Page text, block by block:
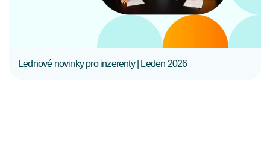
Lednové novinky pro inzerenty | Leden 2026